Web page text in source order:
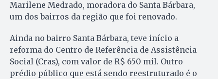
Marilene Medrado, moradora do Santa Bárbara,
um dos bairros da região que foi renovado.
Ainda no bairro Santa Bárbara, teve início a
reforma do Centro de Referência de Assistência
Social (Cras), com valor de R$ 650 mil. Outro
prédio público que está sendo reestruturado é o